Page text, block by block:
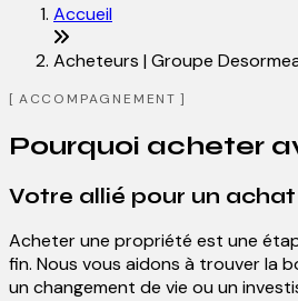
Accueil
Acheteurs | Groupe
ACCOMPAGNEMENT
Pourquoi acheter
Votre allié pour un achat
Acheter une propriété est une
fin. Nous vous aidons à trouver la
un changement de vie ou un